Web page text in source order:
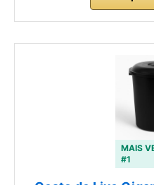
MAIS
#1